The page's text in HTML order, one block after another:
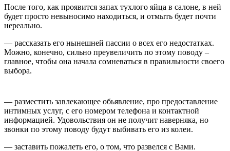
После того, как проявится запах тухлого яйца в салоне, в ней
будет просто невыносимо находиться, и отмыть будет почти
нереально.
— рассказать его нынешней пассии о всех его недостатках.
Можно, конечно, сильно преувеличить по этому поводу –
главное, чтобы она начала сомневаться в правильности своего
выбора.
— разместить завлекающее обьявление, про предоставление
интимных услуг, с его номером телефона и контактной
информацией. Удовольствия он не получит наверняка, но
звонки по этому поводу будут выбивать его из колеи.
— заставить пожалеть его, о том, что развелся с Вами.